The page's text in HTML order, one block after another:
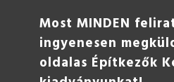
Most MINDEN
ingyenesen
oldalas Építkezők